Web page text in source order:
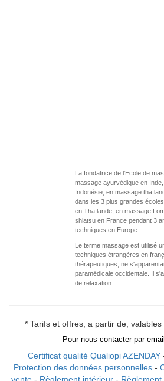
La fondatrice de l'Ecole de
massage ayurvédique en
Indonésie, en massage
dans les 3 plus grandes
en Thaïlande, en massage
shiatsu en France pendant 3
techniques en Europe.
Le terme massage est utilisé
techniques étrangères en
thérapeutiques, ne
paramédicale occidentale. Il
de relaxation.
* Tarifs et offres, a partir de,
Pour nous contacter par email
Certificat qualité Qualiopi AZENDAY
Protection des données personnelles -
vente - Règlement intérieur -